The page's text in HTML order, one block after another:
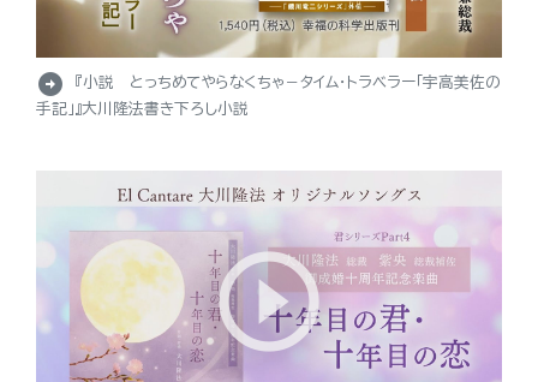
arrow_circle_right
『小説 とっちめてやらなくちゃ－タイム・トラベラー「宇高美佐の
手記」』大川隆法書き下ろし小説